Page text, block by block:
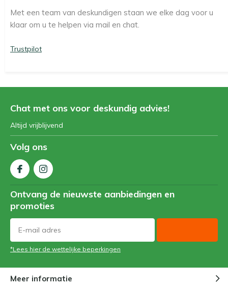
Met een team van deskundigen staan we elke dag voor u
klaar om u te helpen via mail en chat.
Trustpilot
Chat met ons voor deskundig advies!
Altijd vrijblijvend
Volg ons
Ontvang de nieuwste aanbiedingen en
promoties
*Lees hier de wettelijke beperkingen
Meer informatie